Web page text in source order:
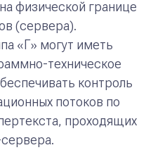
физической границе
(сервера).
«Г» могут иметь
техническое
контроль
потоков по
проходящих